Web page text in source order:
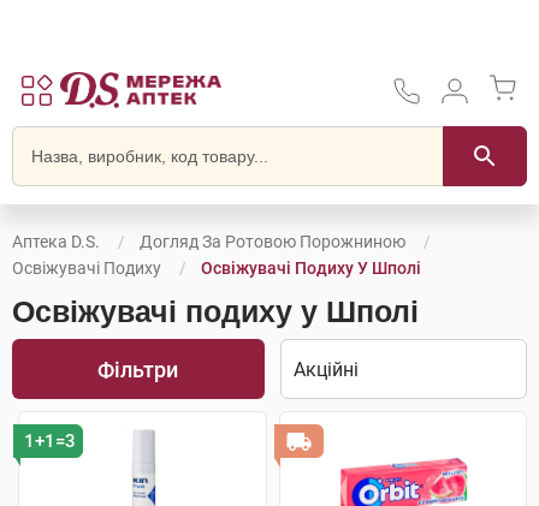
Аптека D.S.
Догляд За Ротовою Порожниною
Освіжувачі Подиху
Освіжувачі Подиху У Шполі
Освіжувачі подиху у Шполі
Фільтри
1+1=3